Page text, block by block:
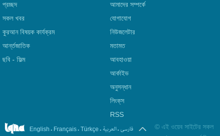
প্রচ্ছদ
সকল খবর
কুরআন বিষয়ক কার্যক্রম
আর্ন্তজাতিক
ছবি‎ - ফিল্ম
আমাদের সম্পর্কে
যোগাযোগ
নিউজলেটার
মতামত
আবহাওয়া
আর্কাইভ
অনুসন্ধান
লিংক্‌স
RSS
English . Français. Türkçe . العربیة.فارسی © এই ওয়েব সাইটের সকল